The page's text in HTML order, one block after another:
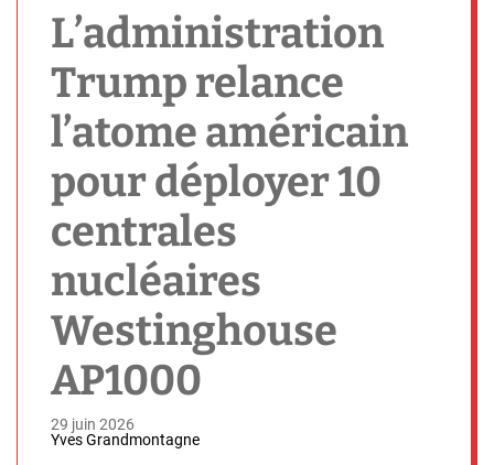
L’administration
Trump relance
l’atome américain
pour déployer 10
centrales
nucléaires
Westinghouse
AP1000
29 juin 2026
Yves Grandmontagne